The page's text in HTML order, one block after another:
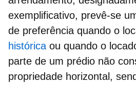
exemplificativo, prevê-se
de preferência quando o
histórica ou quando o
parte de um prédio não
propriedade horizontal,